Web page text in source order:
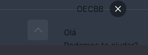
OECBB
Olá
Podemos te ajudar?